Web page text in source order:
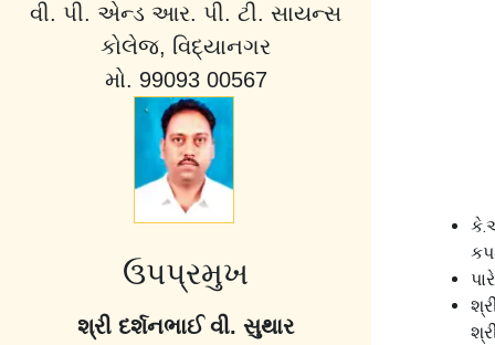
વી. પી. એન્ડ આર. પી. ટી. સાયન્સ
કોલેજ, વિદ્યાનગર
મો. 99093 00567
ઉપપ્રમુખ
શ્રી દર્શનભાઈ વી. સુથાર